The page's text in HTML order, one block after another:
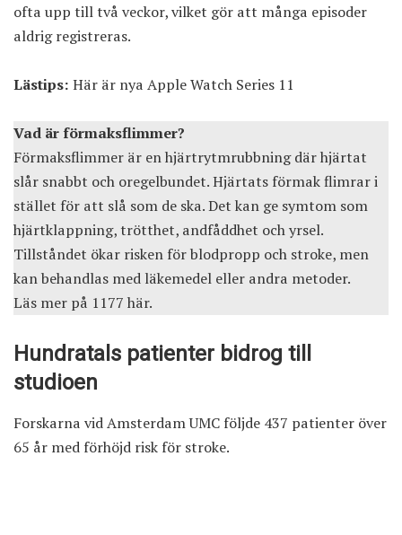
ofta upp till två veckor, vilket gör att många episoder
aldrig registreras.
Lästips: Här är nya Apple Watch Series 11
Vad är förmaksflimmer?
Förmaksflimmer är en hjärtrytmrubbning där hjärtat
slår snabbt och oregelbundet. Hjärtats förmak flimrar i
stället för att slå som de ska. Det kan ge symtom som
hjärtklappning, trötthet, andfåddhet och yrsel.
Tillståndet ökar risken för blodpropp och stroke, men
kan behandlas med läkemedel eller andra metoder.
Läs mer på 1177 här.
Hundratals patienter bidrog till
studioen
Forskarna vid Amsterdam UMC följde 437 patienter över
65 år med förhöjd risk för stroke.